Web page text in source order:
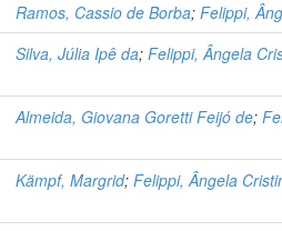
Ramos, Cassio de Borba; Felippi,
Silva, Júlia Ipê da; Felippi, Ângela
Almeida, Giovana Goretti Feijó de;
Kämpf, Margrid; Felippi, Ângela